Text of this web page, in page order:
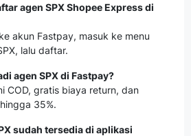
agen SPX Shopee Express di
akun Fastpay, masuk ke menu
lalu daftar.
agen SPX di Fastpay?
COD, gratis biaya return, dan
35%.
sudah tersedia di aplikasi